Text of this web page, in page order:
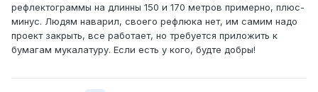
рефлектограммы на длинны 150 и 170 метров примерно, плюс-
минус. Людям наварил, своего рефлюка нет, им самим надо
проект закрыть, все работает, но требуется приложить к
бумагам мукалатуру. Если есть у кого, будте добры!